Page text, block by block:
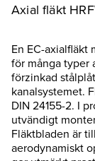
Axial fläkt
En EC-axialfläkt
för många typer
förzinkad
kanalsystemet.
DIN 24155-2. I
utvändigt
Fläktbladen är
aerodynamiskt